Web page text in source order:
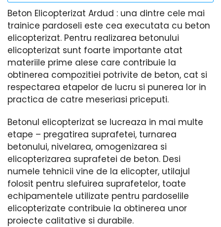
Beton Elicopterizat Ardud : una dintre cele mai
trainice pardoseli este cea executata cu beton
elicopterizat. Pentru realizarea betonului
elicopterizat sunt foarte importante atat
materiile prime alese care contribuie la
obtinerea compozitiei potrivite de beton, cat si
respectarea etapelor de lucru si punerea lor in
practica de catre meseriasi priceputi.
Betonul elicopterizat se lucreaza in mai multe
etape – pregatirea suprafetei, turnarea
betonului, nivelarea, omogenizarea si
elicopterizarea suprafetei de beton. Desi
numele tehnicii vine de la elicopter, utilajul
folosit pentru slefuirea suprafetelor, toate
echipamentele utilizate pentru pardoselile
elicopterizate contribuie la obtinerea unor
proiecte calitative si durabile.